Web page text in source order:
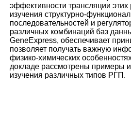
эффективности трансляции
изучения структурно-
последовательностей и
различных комбинаций баз
GeneExpress, обеспечивает
позволяет получать важную
физико-химических
докладе рассмотрены примеры
изучения различных типов РГП.